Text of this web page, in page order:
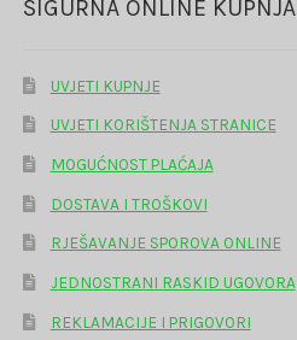
SIGURNA ONLINE KUPNJA
UVJETI KUPNJE
UVJETI KORIŠTENJA STRANICE
MOGUĆNOST PLAĆAJA
DOSTAVA I TROŠKOVI
RJEŠAVANJE SPOROVA ONLINE
JEDNOSTRANI RASKID UGOVORA
REKLAMACIJE I PRIGOVORI